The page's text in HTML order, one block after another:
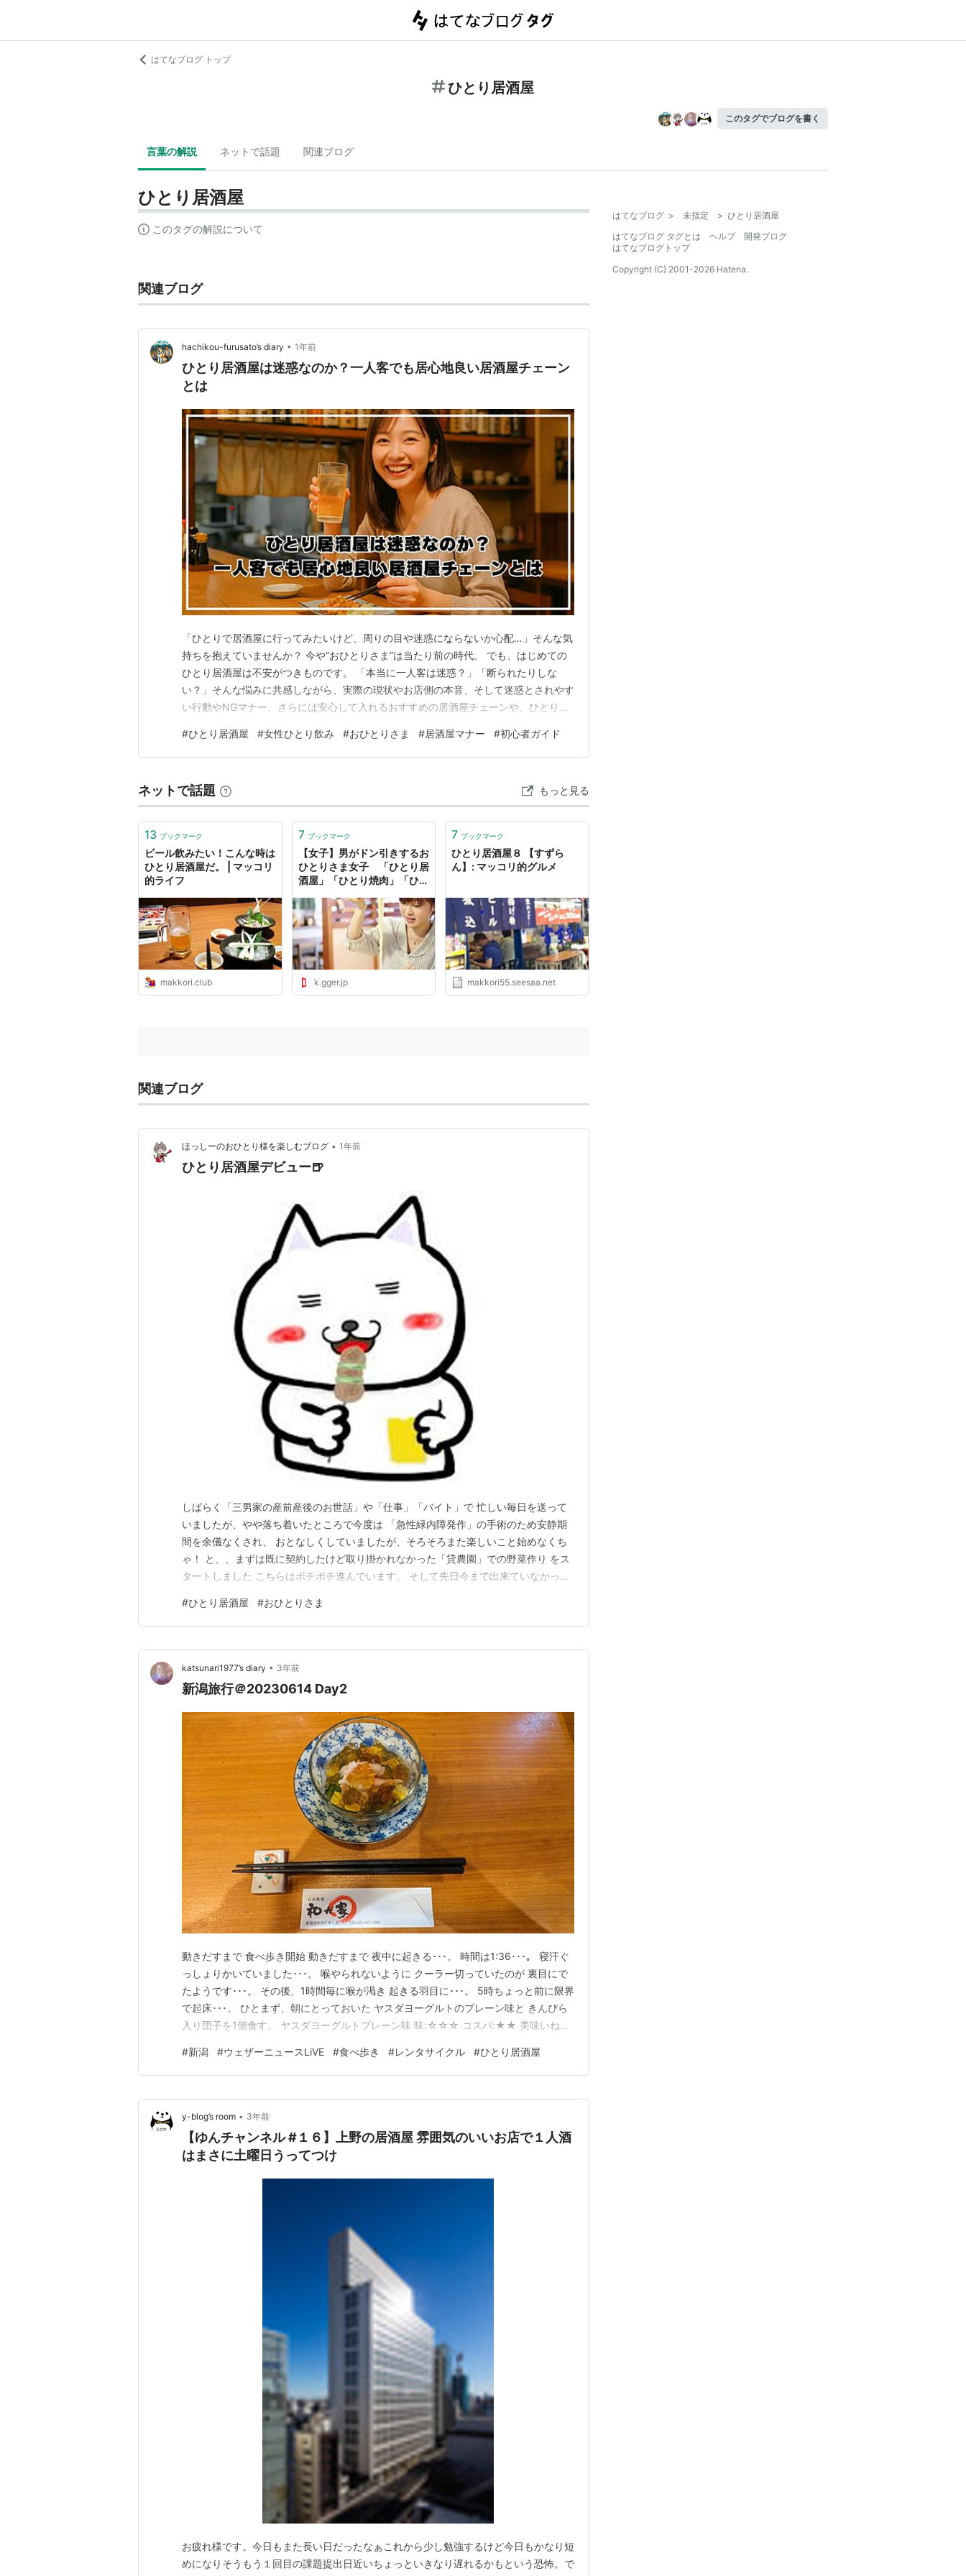
はてなブログ トップ
ひとり居酒屋
このタグでブログを書く
言葉の解説 ネットで話題 関連ブログ
ひとり居酒屋
このタグの解説について
関連ブログ
hachikou-furusato’s diary • 1年前
ひとり居酒屋は迷惑なのか？一人客でも居心地良い居酒屋チェーン
とは
「ひとりで居酒屋に行ってみたいけど、周りの目や迷惑にならないか心配…」そんな気
持ちを抱えていませんか？ 今や“おひとりさま”は当たり前の時代。 でも、はじめての
ひとり居酒屋は不安がつきものです。 「本当に一人客は迷惑？」「断られたりしな
い？」そんな悩みに共感しながら、実際の現状やお店側の本音、そして迷惑とされやす
い行動やNGマナー、さらには安心して入れるおすすめの居酒屋チェーンや、ひとり居
けの優しいガイド。 読めば、居酒屋でのひとり時間をもっと自由に、心地よく楽しめ
るヒントがきっと見つかります。 新しい自分の時間を、…
#ひとり居酒屋 #女性ひとり飲み #おひとりさま #居酒屋マナー #初心者ガイド
ネットで話題 もっと見る
13 ブックマーク
ビール飲みたい！こんな時は
ひとり居酒屋だ。 | マッコリ
的ライフ
makkori.club
7 ブックマーク
【女子】男がドン引きするお
ひとりさま女子 「ひとり居
酒屋」「ひとり焼肉」「ひと
雀」「ひとりFPS」 : 自習の
為のニュースまとめ人気速報
レベルX
k.gger.jp
7 ブックマーク
ひとり居酒屋８ 【すずら
ん】: マッコリ的グルメ
makkori55.seesaa.net
関連ブログ
ほっしーのおひとり様を楽しむブログ • 1年前
ひとり居酒屋デビュー🍺
しばらく「三男家の産前産後のお世話」や「仕事」「バイト」で 忙しい毎日を送って
いましたが、やや落ち着いたところで今度は 「急性緑内障発作」の手術のため安静期
間を余儀なくされ、 おとなしくしていましたが、そろそろまた楽しいこと始めなくち
ゃ！ と、、まずは既に契約したけど取り掛かれなかった「貸農園」での野菜作り をス
タートしました こちらはボチボチ進んでいます。 そして先日今まで出来ていなかった
酒屋で「チェーン店」の 海鮮居酒屋「おくまん」 友達と何度か行ったことがあります
が、安くていろいろ少しづつ食べられるので…
#ひとり居酒屋 #おひとりさま
katsunari1977’s diary • 3年前
新潟旅行＠20230614 Day2
動きだすまで 食べ歩き開始 動きだすまで 夜中に起きる･･･。 時間は1:36･･･。 寝汗ぐ
っしょりかいていました･･･。 喉やられないように クーラー切っていたのが 裏目にで
たようです･･･。 その後、1時間毎に喉が渇き 起きる羽目に･･･。 5時ちょっと前に限界
で起床･･･。 ひとまず、朝にとっておいた ヤスダヨーグルトのプレーン味と きんぴら
入り団子を1個食す。 ヤスダヨーグルトプレーン味 味:☆☆☆ コスパ:★★ 美味いね
い。 これはまた飲みたいなぁ。 いろんな種類があったから いろいろ試してみたいで
す…
#新潟 #ウェザーニュースLiVE #食べ歩き #レンタサイクル #ひとり居酒屋
y-blog’s room • 3年前
【ゆんチャンネル #１６】上野の居酒屋 雰囲気のいいお店で１人酒
はまさに土曜日うってつけ
お疲れ様です。今日もまた長い日だったなぁこれから少し勉強するけど今日もかなり短
めになりそうもう１回目の課題提出日近いちょっといきなり遅れるかもという恐怖。で
はてなブログ > 未指定 > ひとり居酒屋
はてなブログ タグとは
ヘルプ
開発ブログ
はてなブログトップ
Copyright (C) 2001-2026 Hatena.